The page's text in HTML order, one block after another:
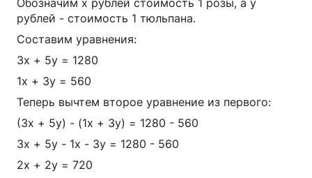
Обозначим х рублей стоимость 1 розы, а у
рублей - стоимость 1 тюльпана.
Составим уравнения:
3х + 5у = 1280
1х + 3у = 560
Теперь вычтем второе уравнение из первого:
(3х + 5у) - (1х + 3у) = 1280 - 560
3х + 5у - 1х - 3у = 1280 - 560
2x + 2y = 720